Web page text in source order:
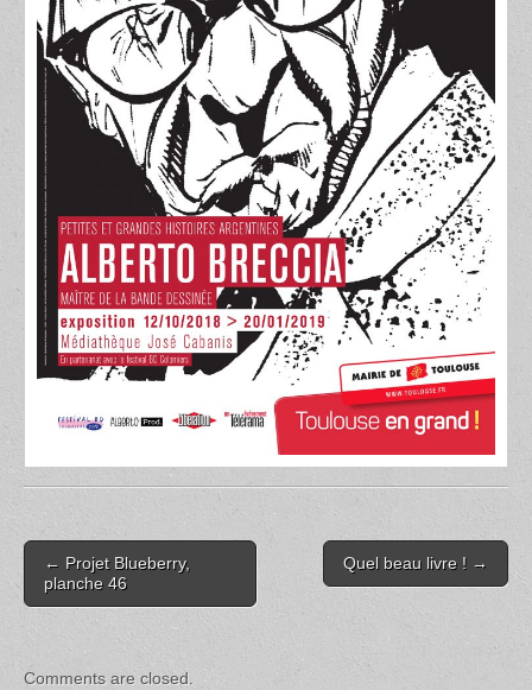
Post
navigation
← Projet Blueberry,
planche 46
Quel beau livre ! →
Comments are closed.